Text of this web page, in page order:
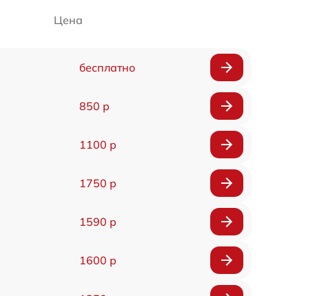
Цена
бесплатно
850 р
1100 р
1750 р
1590 р
1600 р